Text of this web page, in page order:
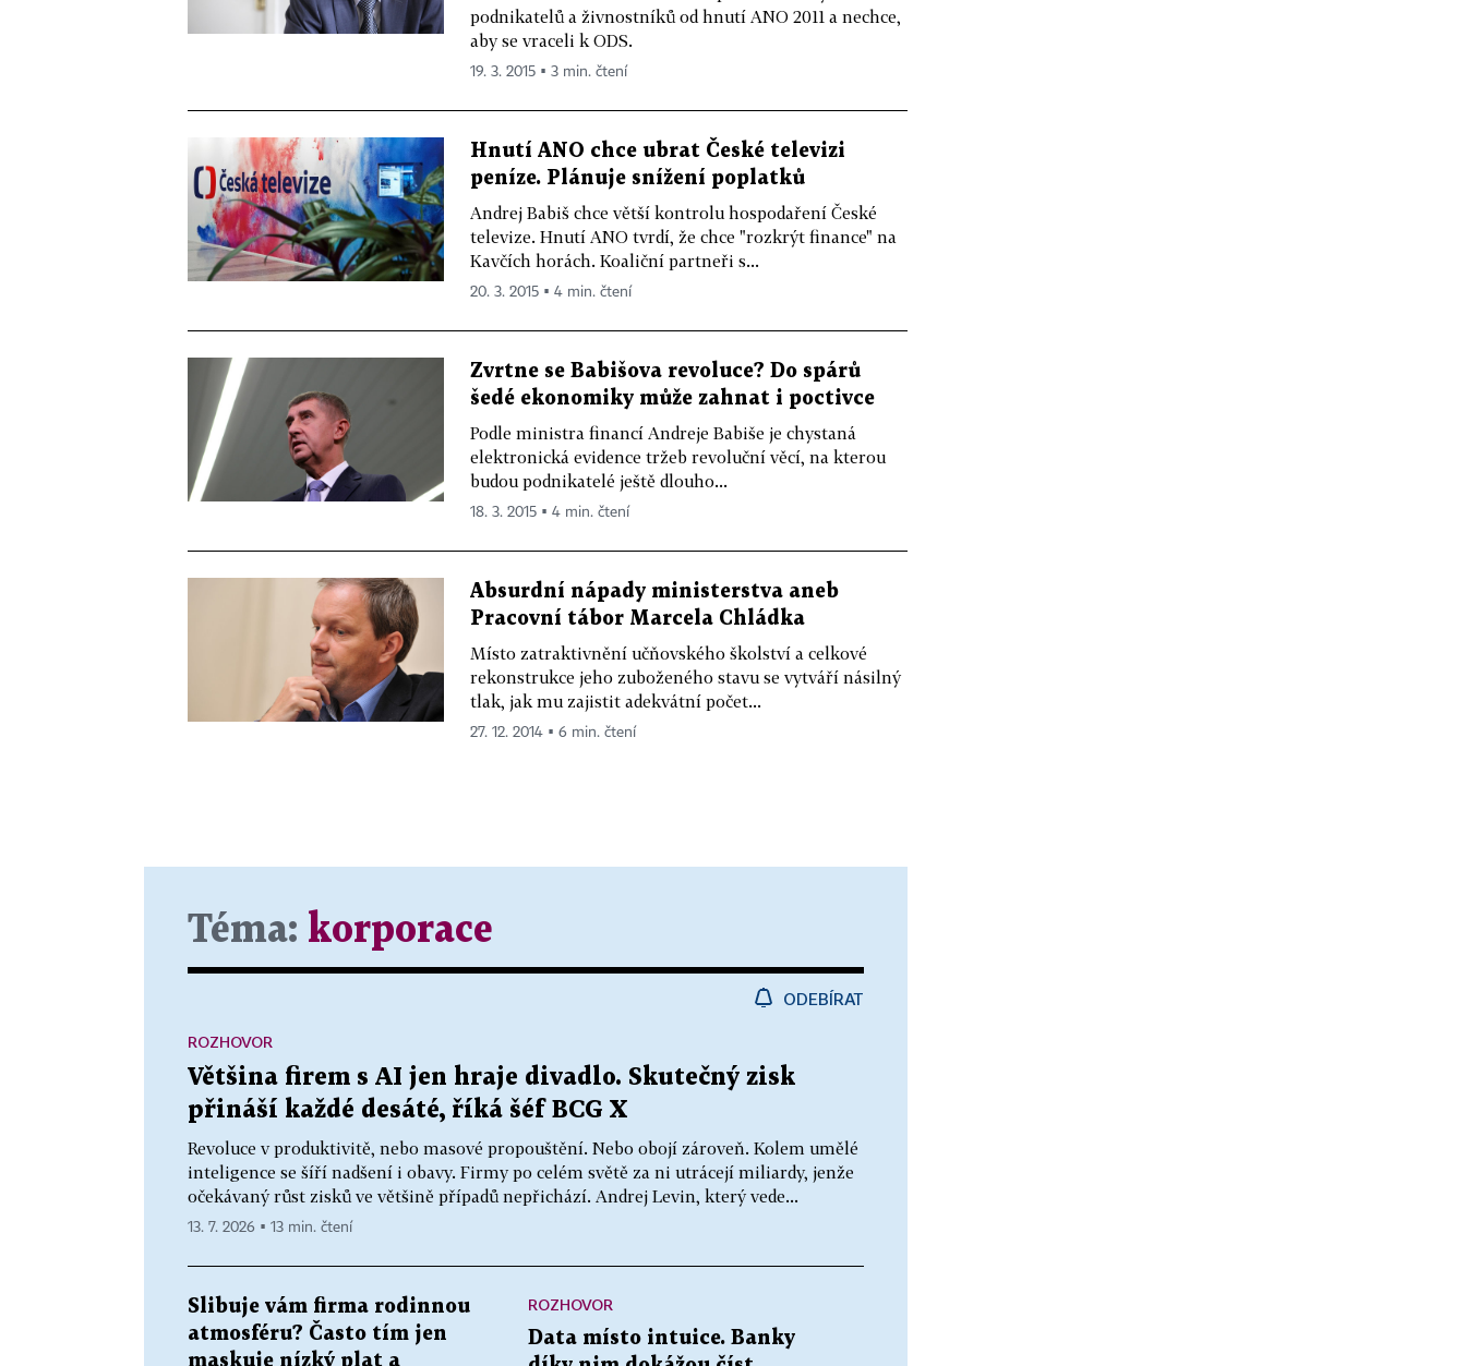
podnikatelů a živnostníků od hnutí ANO 2011 a nechce,
aby se vraceli k ODS.
19. 3. 2015 ▪ 3 min. čtení
Hnutí ANO chce ubrat České televizi
peníze. Plánuje snížení poplatků
Andrej Babiš chce větší kontrolu hospodaření České
televize. Hnutí ANO tvrdí, že chce "rozkrýt finance" na
Kavčích horách. Koaliční partneři s...
20. 3. 2015 ▪ 4 min. čtení
Zvrtne se Babišova revoluce? Do spárů
šedé ekonomiky může zahnat i poctivce
Podle ministra financí Andreje Babiše je chystaná
elektronická evidence tržeb revoluční věcí, na kterou
budou podnikatelé ještě dlouho...
18. 3. 2015 ▪ 4 min. čtení
Absurdní nápady ministerstva aneb
Pracovní tábor Marcela Chládka
Místo zatraktivnění učňovského školství a celkové
rekonstrukce jeho zuboženého stavu se vytváří násilný
tlak, jak mu zajistit adekvátní počet...
27. 12. 2014 ▪ 6 min. čtení
Téma: korporace
ODEBÍRAT
Většina firem s AI jen hraje divadlo. Skutečný zisk
přináší každé desáté, říká šéf BCG X
Revoluce v produktivitě, nebo masové propouštění. Nebo obojí zároveň. Kolem umělé
inteligence se šíří nadšení i obavy. Firmy po celém světě za ni utrácejí miliardy, jenže
očekávaný růst zisků ve většině případů nepřichází. Andrej Levin, který vede...
ROZHOVOR
13. 7. 2026 ▪ 13 min. čtení
Slibuje vám firma rodinnou
atmosféru? Často tím jen
maskuje nízký plat a
ROZHOVOR
Data místo intuice. Banky